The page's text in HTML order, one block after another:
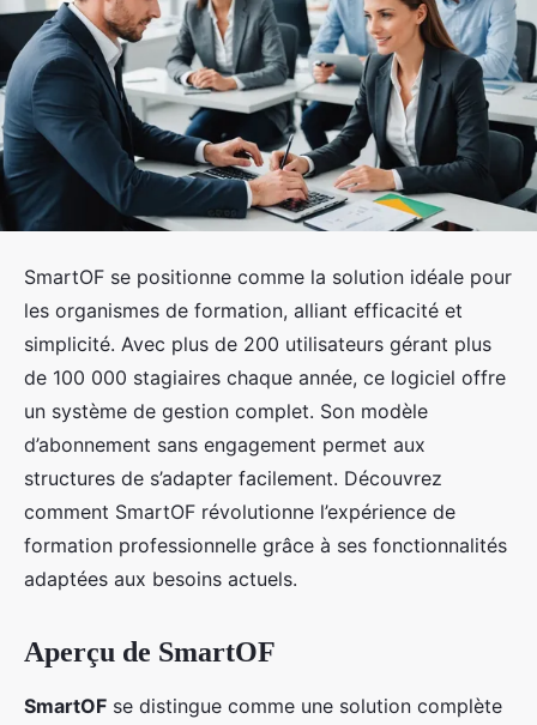
SmartOF se positionne comme la solution idéale pour
les organismes de formation, alliant efficacité et
simplicité. Avec plus de 200 utilisateurs gérant plus
de 100 000 stagiaires chaque année, ce logiciel offre
un système de gestion complet. Son modèle
d’abonnement sans engagement permet aux
structures de s’adapter facilement. Découvrez
comment SmartOF révolutionne l’expérience de
formation professionnelle grâce à ses fonctionnalités
adaptées aux besoins actuels.
Aperçu de SmartOF
SmartOF se distingue comme une solution complète